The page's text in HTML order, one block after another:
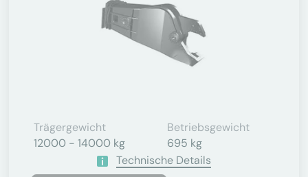
Trägergewicht
12000 - 14000 kg
Betriebsgewicht
695 kg
Technische Details